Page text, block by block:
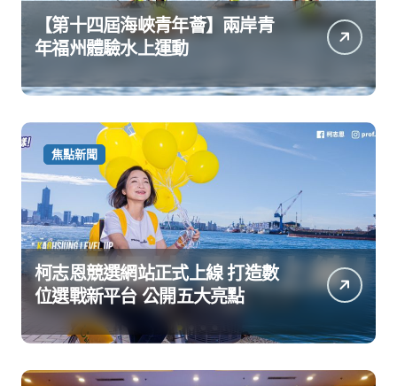
【第十四屆海峽青年薈】兩岸青
年福州體驗水上運動
焦點新聞
柯志恩競選網站正式上線 打造數
位選戰新平台 公開五大亮點